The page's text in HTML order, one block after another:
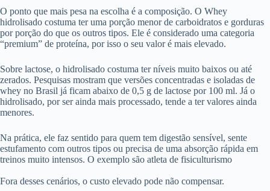
O ponto que mais pesa na escolha é a composição. O Whey
hidrolisado costuma ter uma porção menor de carboidratos e gorduras
por porção do que os outros tipos. Ele é considerado uma categoria
“premium” de proteína, por isso o seu valor é mais elevado.
Sobre lactose, o hidrolisado costuma ter níveis muito baixos ou até
zerados. Pesquisas mostram que versões concentradas e isoladas de
whey no Brasil já ficam abaixo de 0,5 g de lactose por 100 ml. Já o
hidrolisado, por ser ainda mais processado, tende a ter valores ainda
menores.
Na prática, ele faz sentido para quem tem digestão sensível, sente
estufamento com outros tipos ou precisa de uma absorção rápida em
treinos muito intensos. O exemplo são atleta de fisiculturismo
Fora desses cenários, o custo elevado pode não compensar.